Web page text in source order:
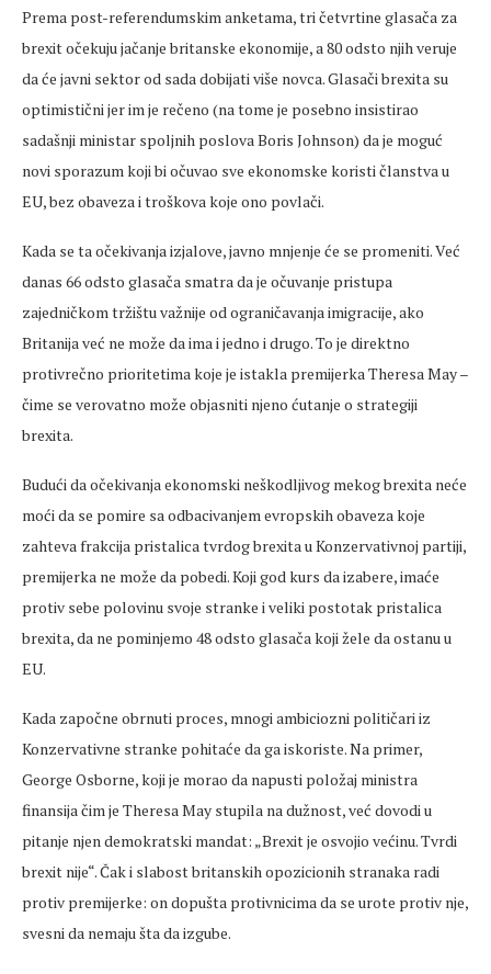
Prema post-referendumskim anketama, tri četvrtine glasača za
brexit očekuju jačanje britanske ekonomije, a 80 odsto njih veruje
da će javni sektor od sada dobijati više novca. Glasači brexita su
optimistični jer im je rečeno (na tome je posebno insistirao
sadašnji ministar spoljnih poslova Boris Johnson) da je moguć
novi sporazum koji bi očuvao sve ekonomske koristi članstva u
EU, bez obaveza i troškova koje ono povlači.
Kada se ta očekivanja izjalove, javno mnjenje će se promeniti. Već
danas 66 odsto glasača smatra da je očuvanje pristupa
zajedničkom tržištu važnije od ograničavanja imigracije, ako
Britanija već ne može da ima i jedno i drugo. To je direktno
protivrečno prioritetima koje je istakla premijerka Theresa May –
čime se verovatno može objasniti njeno ćutanje o strategiji
brexita.
Budući da očekivanja ekonomski neškodljivog mekog brexita neće
moći da se pomire sa odbacivanjem evropskih obaveza koje
zahteva frakcija pristalica tvrdog brexita u Konzervativnoj partiji,
premijerka ne može da pobedi. Koji god kurs da izabere, imaće
protiv sebe polovinu svoje stranke i veliki postotak pristalica
brexita, da ne pominjemo 48 odsto glasača koji žele da ostanu u
EU.
Kada započne obrnuti proces, mnogi ambiciozni političari iz
Konzervativne stranke pohitaće da ga iskoriste. Na primer,
George Osborne, koji je morao da napusti položaj ministra
finansija čim je Theresa May stupila na dužnost, već dovodi u
pitanje njen demokratski mandat: „Brexit je osvojio većinu. Tvrdi
brexit nije“. Čak i slabost britanskih opozicionih stranaka radi
protiv premijerke: on dopušta protivnicima da se urote protiv nje,
svesni da nemaju šta da izgube.